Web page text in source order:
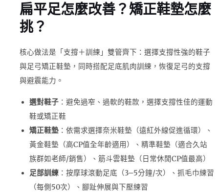
扁平足怎麼改善？矯正鞋墊怎麼
挑？
核心做法是「支撐＋訓練」雙管齊下：選擇支撐性強的鞋子
與足弓矯正鞋墊，同時搭配足底肌肉訓練，恢復足弓的支撐
與避震能力。
選對鞋子 ：避免過窄、過軟的鞋款，選擇支撐性佳的運動
鞋或矯正鞋
矯正鞋墊 ：依需求選擇奈米鞋墊（遠紅外線促進循環）、
黃金鞋墊（高CP值全年齡適用）、精準鞋墊（適合久站
族群如老師/銷售）、筋斗雲鞋墊（日常休閒CP值最高）
足部訓練 ：按摩球滾動足底（3–5分鐘/次）、抓毛巾練習
（每側50次）、腳趾伸展與下壓練習